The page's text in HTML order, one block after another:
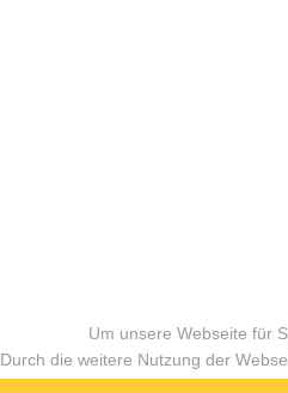
Um unsere Webseite für
Durch die weitere Nutzung der